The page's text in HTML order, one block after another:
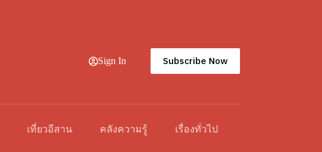
Sign In Subscribe Now
เที่ยวอีสาน คลังความรู้ เรื่องทั่วไป